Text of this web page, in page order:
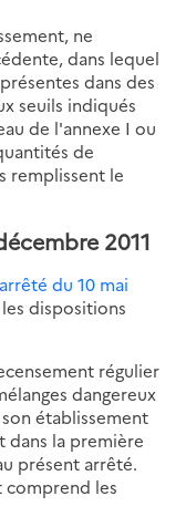
ne
dans lequel
dans des
seuils indiqués
de l'annexe I ou
de
remplissent le
2011
du 10 mai
dispositions
régulier
dangereux
établissement
la première
présent arrêté.
comprend les